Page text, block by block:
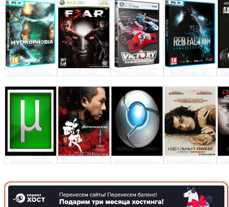
Предлагаем скачать
Исходный код / Source
BDRip от HELLYWOOD»
Hydrophobia Pro... F.E.A.R. 3 (201... Victory: The Ag... Red Faction: Ar...
Меченосцы / Swo... Google Chrome 1... Идеальный побег...